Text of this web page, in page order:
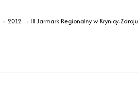
2012 III Jarmark Regionalny w Krynicy-Zdroju